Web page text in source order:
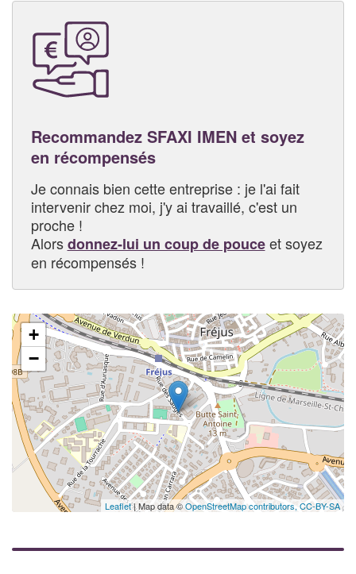
Recommandez SFAXI IMEN et soyez
en récompensés
Je connais bien cette entreprise : je l'ai fait
intervenir chez moi, j'y ai travaillé, c'est un
proche !
Alorsdonnez-lui un coup de pouceet soyez
en récompensés !
+
−
Leaflet| Map data ©OpenStreetMap contributors,CC-BY-SA